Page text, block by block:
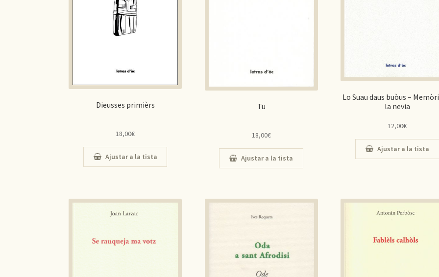
Dieusses primièrs
18,00€
Ajustar a la tista
Tu
18,00€
Ajustar a la tista
Lo Suau daus buòus –
la nevia
12,00€
Ajustar a la tista